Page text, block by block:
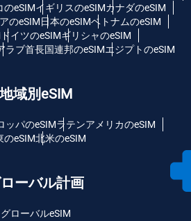
のeSIMイギリスのeSIMカナダのeSIM
のeSIM日本のeSIMベトナムのeSIM
ドイツのeSIMギリシャのeSIM
ラブ首長国連邦のeSIMエジプトのeSIM
域別eSIM
ッパのeSIMラテンアメリカのeSIM
のeSIM北米のeSIM
ーバル計画
グローバルeSIM